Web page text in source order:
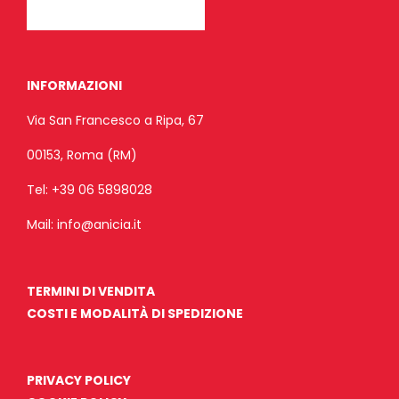
INFORMAZIONI
Via San Francesco a Ripa, 67
00153, Roma (RM)
Tel: +39 06 5898028
Mail: info@anicia.it
TERMINI DI VENDITA
COSTI E MODALITÀ DI SPEDIZIONE
PRIVACY POLICY